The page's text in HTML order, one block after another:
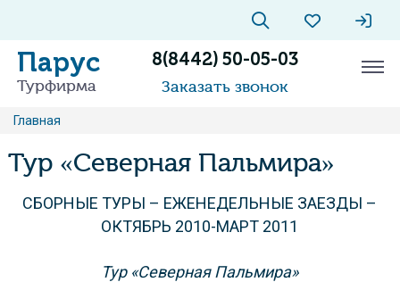
Парус
Турфирма
8(8442) 50-05-03
Заказать звонок
Главная
Тур «Северная Пальмира»
СБОРНЫЕ ТУРЫ – ЕЖЕНЕДЕЛЬНЫЕ ЗАЕЗДЫ –
ОКТЯБРЬ 2010-МАРТ 2011
Тур «Северная Пальмира»